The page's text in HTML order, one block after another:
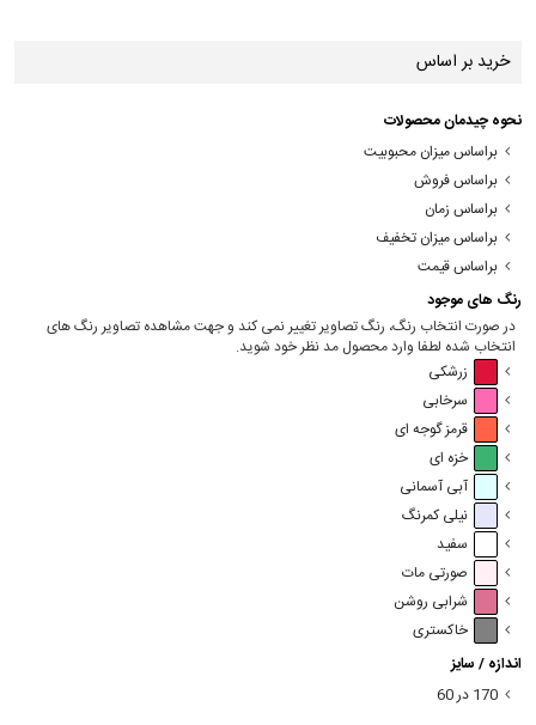
خرید بر اساس
نحوه چیدمان محصولات
براساس میزان محبوبیت
براساس فروش
براساس زمان
براساس میزان تخفیف
براساس قیمت
رنگ های موجود
در صورت انتخاب رنگ، رنگ تصاویر تغییر نمی کند و جهت مشاهده تصاویر رنگ های
انتخاب شده لطفا وارد محصول مد نظر خود شوید.
زرشکی
سرخابی
قرمز گوجه ای
خزه ای
آبی آسمانی
نیلی کمرنگ
سفید
صورتی مات
شرابی روشن
خاکستری
اندازه / سایز
170 در 60